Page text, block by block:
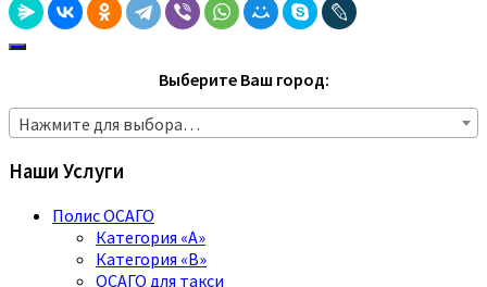
Выберите Ваш город:
Нажмите для выбора…
Наши Услуги
Полис ОСАГО
Категория «A»
Категория «B»
ОСАГО для такси